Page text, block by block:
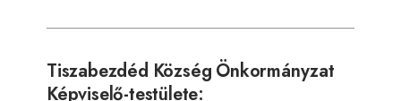
Tiszabezdéd Község Önkormányzat
Képviselő-testülete: